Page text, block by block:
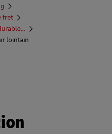
fret
Glossaire sur le développement durable et plus encore
lointain